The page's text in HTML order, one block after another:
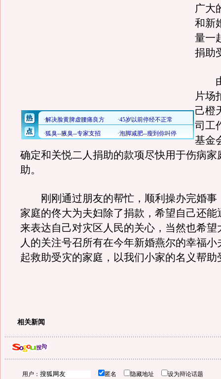
广大
和新
量一
捐助
由
片场
己橙
司工
基金
确定和关悦二人捐助的款项尽快用于伤病家
助。
刚刚通过朋友的帮忙，顺利操办完婚事
家庭的佟大为夫妇除了捐款，希望自己还能
来表达自己对灾区人民的关心，当然也希望
人的关注号召所有在今年新婚燕尔的幸福小
起救助受灾的家庭，以我们小家的名义帮助
相关新闻
用户： 匿名 隐藏地址 设为辩论话题